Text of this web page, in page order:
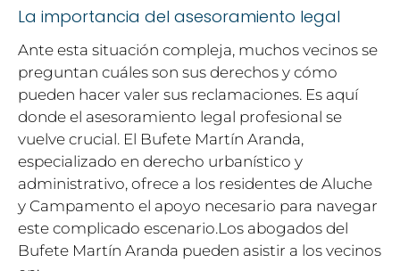
La importancia del asesoramiento legal
Ante esta situación compleja, muchos vecinos se
preguntan cuáles son sus derechos y cómo
pueden hacer valer sus reclamaciones. Es aquí
donde el asesoramiento legal profesional se
vuelve crucial. El Bufete Martín Aranda,
especializado en derecho urbanístico y
administrativo, ofrece a los residentes de Aluche
y Campamento el apoyo necesario para navegar
este complicado escenario.Los abogados del
Bufete Martín Aranda pueden asistir a los vecinos